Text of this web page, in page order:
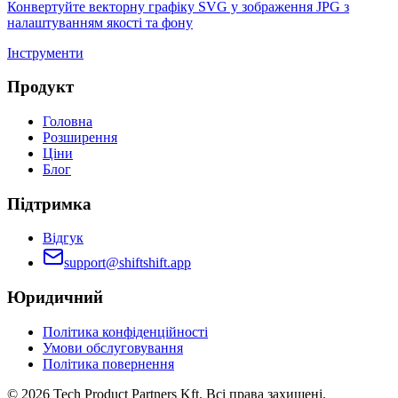
Конвертуйте векторну графіку SVG у зображення JPG з
налаштуванням якості та фону
Інструменти
Продукт
Головна
Розширення
Ціни
Блог
Підтримка
Відгук
support@shiftshift.app
Юридичний
Політика конфіденційності
Умови обслуговування
Політика повернення
© 2026 Tech Product Partners Kft. Всі права захищені.